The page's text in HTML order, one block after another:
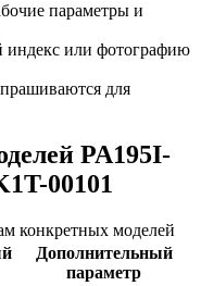
параметры и
или фотографию
для
PA195I-
00101
конкретных моделей
Дополнительный
параметр